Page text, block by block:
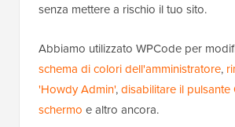
senza mettere a rischio il tuo sito.
Abbiamo utilizzato WPCode per
schema di colori dell'amministratore,
'Howdy Admin',disabilitare il pulsante
schermo e altro ancora.